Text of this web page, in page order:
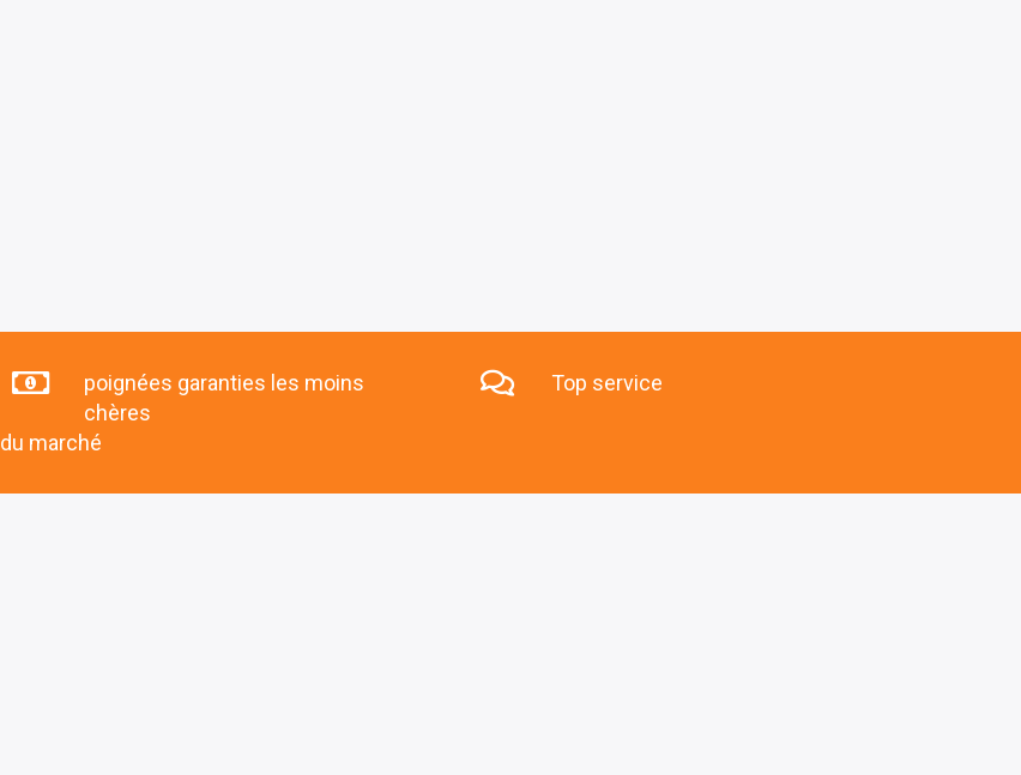
poignées garanties les moins
chères
du marché
Top service